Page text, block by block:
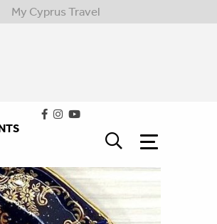
My Cyprus Travel